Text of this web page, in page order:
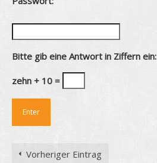
Bitte gib eine Antwort in Ziffern ein:
zehn + 10 =
Vorheriger Eintrag